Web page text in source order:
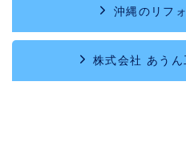
沖縄のリフ
株式会社 あうん